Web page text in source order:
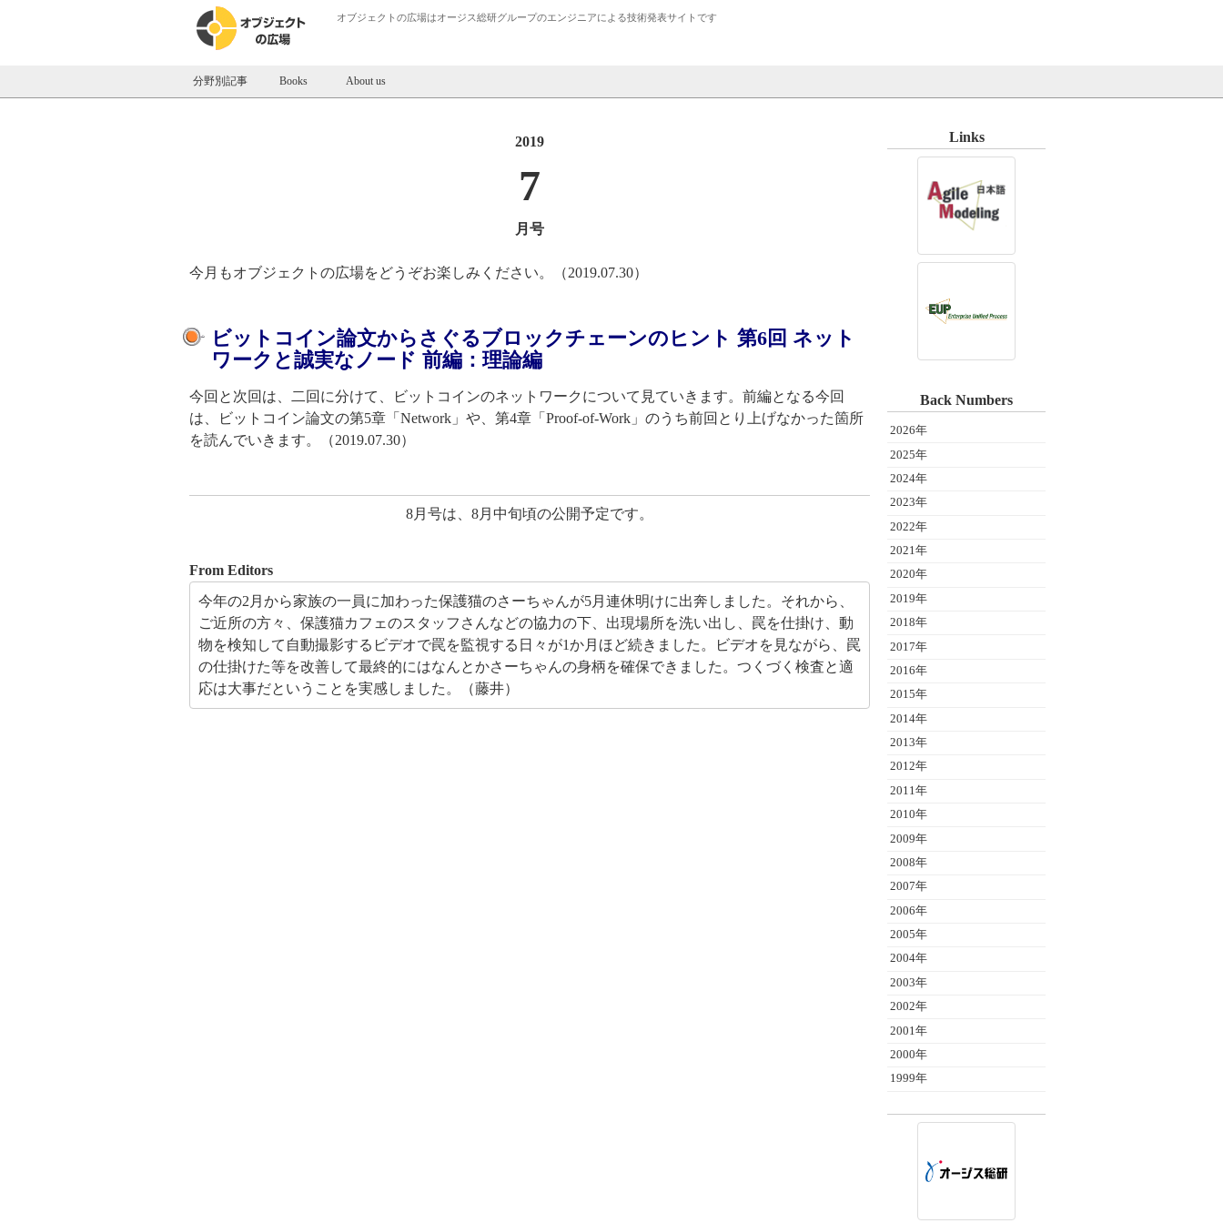
オブジェクトの広場はオージス総研グループのエンジニアによる技術発表サイトです
分野別記事 Books About us
2019
7
月号
今月もオブジェクトの広場をどうぞお楽しみください。（2019.07.30）
【オブジェクトの広場】2019年7月号
ビットコイン論文からさぐるブロックチェーンのヒント 第6回 ネット
ワークと誠実なノード 前編：理論編
今回と次回は、二回に分けて、ビットコインのネットワークについて見ていきます。前編となる今回
は、ビットコイン論文の第5章「Network」や、第4章「Proof-of-Work」のうち前回とり上げなかった箇所
を読んでいきます。（2019.07.30）
8月号は、8月中旬頃の公開予定です。
From Editors
今年の2月から家族の一員に加わった保護猫のさーちゃんが5月連休明けに出奔しました。それから、
ご近所の方々、保護猫カフェのスタッフさんなどの協力の下、出現場所を洗い出し、罠を仕掛け、動
物を検知して自動撮影するビデオで罠を監視する日々が1か月ほど続きました。ビデオを見ながら、罠
の仕掛けた等を改善して最終的にはなんとかさーちゃんの身柄を確保できました。つくづく検査と適
応は大事だということを実感しました。（藤井）
Links
Back Numbers
2026年
2025年
2024年
2023年
2022年
2021年
2020年
2019年
2018年
2017年
2016年
2015年
2014年
2013年
2012年
2011年
2010年
2009年
2008年
2007年
2006年
2005年
2004年
2003年
2002年
2001年
2000年
1999年